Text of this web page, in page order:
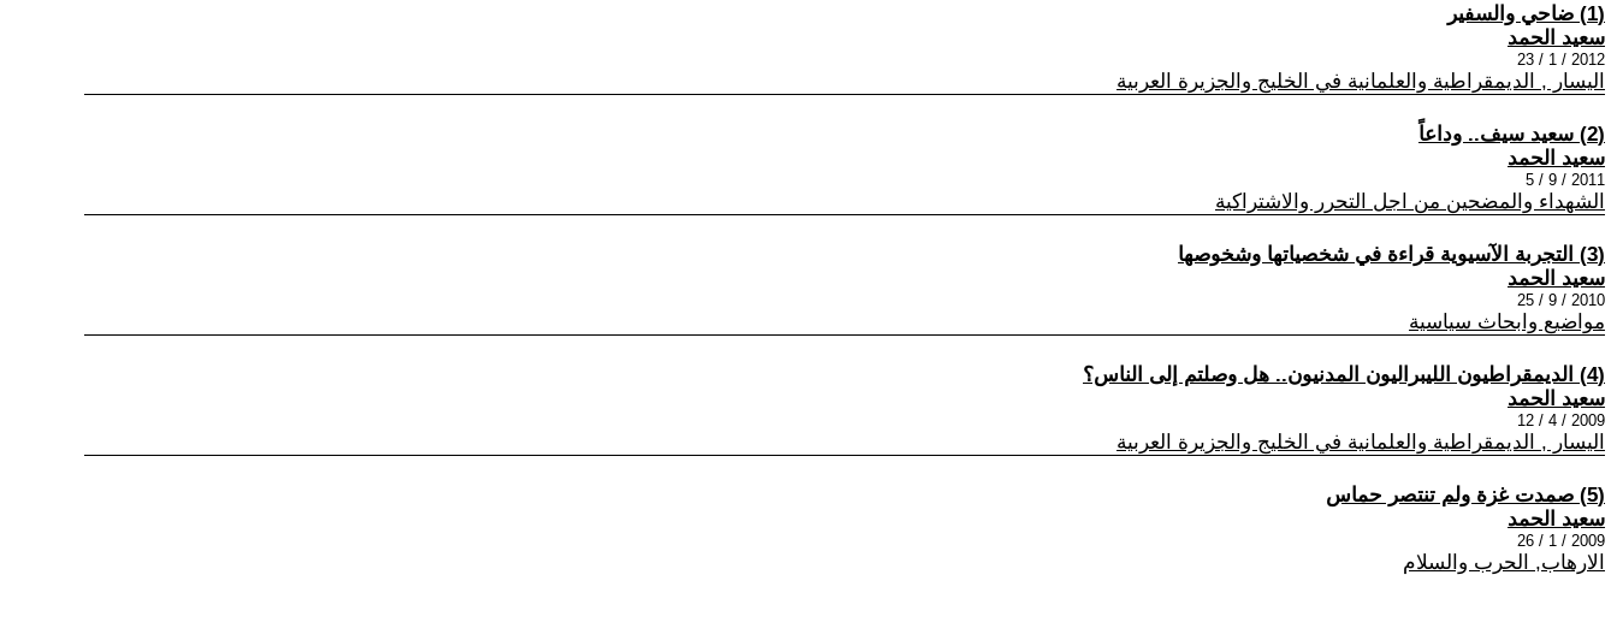
(1) ضاحي والسفير
سعيد الحمد
2012 / 1 / 23
اليسار , الديمقراطية والعلمانية في الخليج والجزيرة العربية
(2) سعيد سيف.. وداعاً
سعيد الحمد
2011 / 9 / 5
الشهداء والمضحين من اجل التحرر والاشتراكية
(3) التجربة الآسيوية قراءة في شخصياتها وشخوصها
سعيد الحمد
2010 / 9 / 25
مواضيع وابحاث سياسية
(4) الديمقراطيون الليبراليون المدنيون.. هل وصلتم إلى الناس؟
سعيد الحمد
2009 / 4 / 12
اليسار , الديمقراطية والعلمانية في الخليج والجزيرة العربية
(5) صمدت غزة ولم تنتصر حماس
سعيد الحمد
2009 / 1 / 26
الارهاب, الحرب والسلام